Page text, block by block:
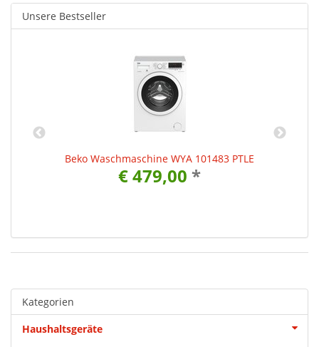
Unsere Bestseller
Beko Waschmaschine WYA 101483 PTLE
€ 479,00 *
Kategorien
Haushaltsgeräte